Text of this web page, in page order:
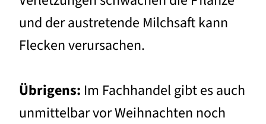
und der austretende Milchsaft kann
Flecken verursachen.
Übrigens: Im Fachhandel gibt es auch
unmittelbar vor Weihnachten noch